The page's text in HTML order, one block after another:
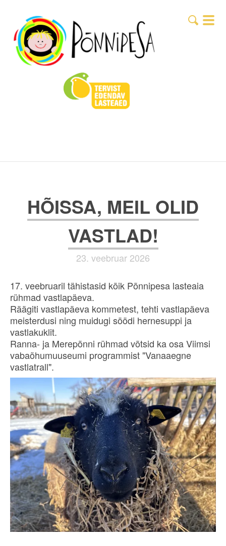
HÕISSA, MEIL OLID
VASTLAD!
23. veebruar 2026
17. veebruaril tähistasid kõik Põnnipesa lasteaia
rühmad vastlapäeva.
Räägiti vastlapäeva kommetest, tehti vastlapäeva
meisterdusi ning muidugi söödi hernesuppi ja
vastlakuklit.
Ranna- ja Merepõnni rühmad võtsid ka osa Viimsi
vabaõhumuuseumi programmist "Vanaaegne
vastlatrall".